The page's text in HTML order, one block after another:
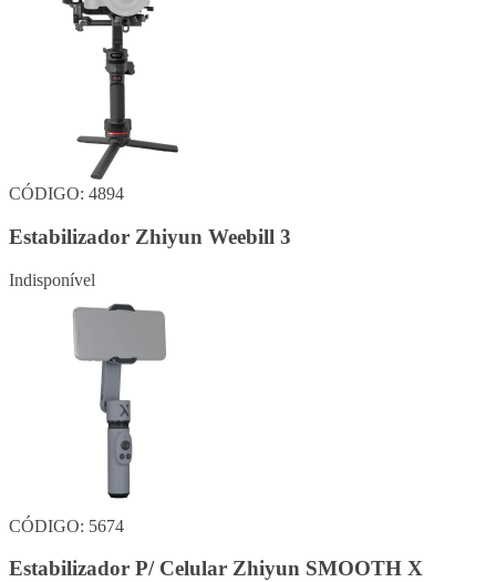
CÓDIGO: 4894
Estabilizador Zhiyun Weebill 3
Indisponível
CÓDIGO: 5674
Estabilizador P/ Celular Zhiyun SMOOTH X